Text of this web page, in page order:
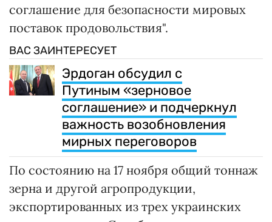
соглашение для безопасности мировых
поставок продовольствия".
ВАС ЗАИНТЕРЕСУЕТ
Эрдоган обсудил с
Путиным «зерновое
соглашение» и подчеркнул
важность возобновления
мирных переговоров
По состоянию на 17 ноября общий тоннаж
зерна и другой агропродукции,
экспортированных из трех украинских